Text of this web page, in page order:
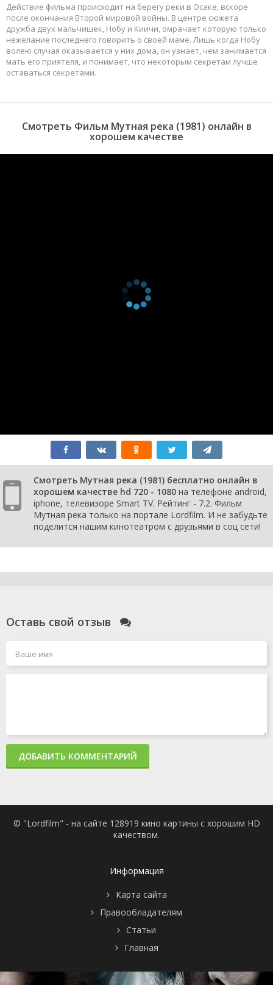
Действие фильма происходит на берегу реки в Осаке, вскоре
после окончания Второй мировой войны. В центре сюжета
дружба двух мальчишек, Нобу и Киичи, омрачает которую только
нежелание последнего говорить о своей маме. Лишь когда Нобу
волею случая оказывается у них дома, он узнает, чем занимается
мать его приятеля, и понимает, что некоторым секретам лучше
оставаться секретами.
Смотреть Фильм Мутная река (1981) онлайн в
хорошем качестве
Смотреть Мутная река (1981) бесплатно онлайн в
хорошем качестве hd 720 - 1080 на телефоне android,
iphone, телевизоре Smart TV. Рейтинг - 7.2. Фильм
Мутная река только на портале Lordfilm. И не забудьте
поделится нашим кинотеатром с друзьями в соц сети!
Оставь свой отзыв
ДОБАВИТЬ КОММЕНТАРИЙ
© "Lordfilm" - на сайте 128919 кино картины с хорошим HD
качеством.
Информация
Карта сайта
Правообладателям
Статьи
Главная